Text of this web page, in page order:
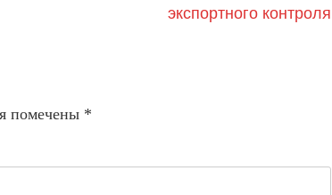
экспортного контроля
помечены *